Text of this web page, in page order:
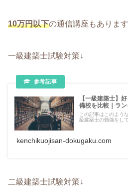
10万円以下の通信講座もあります
一級建築士試験対策↓
【一級建築士】
備校を比較｜ラ
この記事はこのよう
級建築士の勉強をし
kenchikuojisan-dokugaku.com
二級建築士試験対策↓